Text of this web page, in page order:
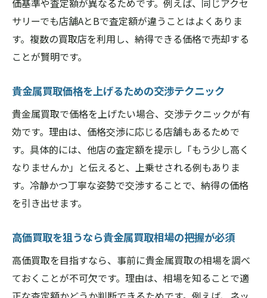
価基準や査定額が異なるためです。例えば、同じアクセ
サリーでも店舗AとBで査定額が違うことはよくありま
す。複数の買取店を利用し、納得できる価格で売却する
ことが賢明です。
貴金属買取価格を上げるための交渉テクニック
貴金属買取で価格を上げたい場合、交渉テクニックが有
効です。理由は、価格交渉に応じる店舗もあるためで
す。具体的には、他店の査定額を提示し「もう少し高く
なりませんか」と伝えると、上乗せされる例もありま
す。冷静かつ丁寧な姿勢で交渉することで、納得の価格
を引き出せます。
高価買取を狙うなら貴金属買取相場の把握が必須
高価買取を目指すなら、事前に貴金属買取の相場を調べ
ておくことが不可欠です。理由は、相場を知ることで適